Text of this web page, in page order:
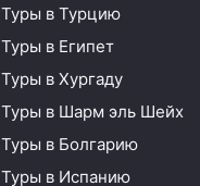
Туры в Турцию
Туры в Египет
Туры в Хургаду
Туры в Шарм эль Шейх
Туры в Болгарию
Туры в Испанию